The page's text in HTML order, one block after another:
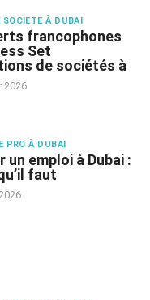
SOCIETE À DUBAI
francophones
Set
de sociétés à
2026
PRO À DUBAI
un emploi à Dubai :
faut